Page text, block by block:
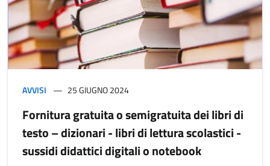
AVVISI 25 GIUGNO 2024
Fornitura gratuita o semigratuita dei libri di
testo – dizionari - libri di lettura scolastici -
sussidi didattici digitali o notebook